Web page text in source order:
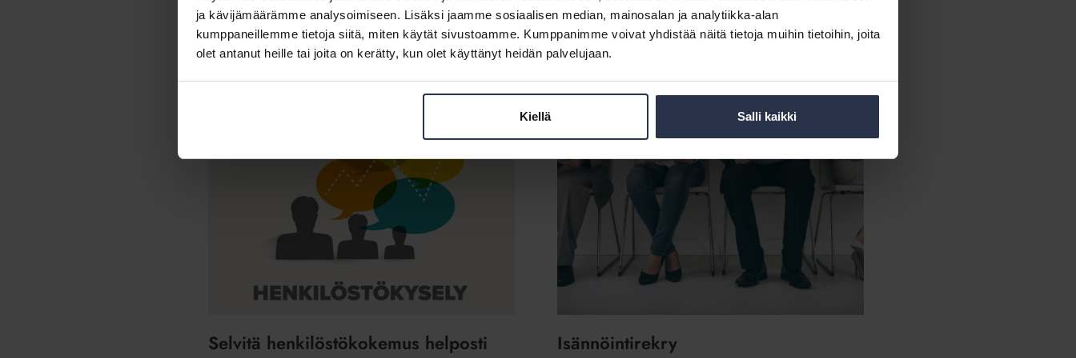
ja kävijämäärämme analysoimiseen. Lisäksi jaamme sosiaalisen median, mainosalan ja analytiikka-alan
kumppaneillemme tietoja siitä, miten käytät sivustoamme. Kumppanimme voivat yhdistää näitä tietoja muihin tietoihin, joita
olet antanut heille tai joita on kerätty, kun olet käyttänyt heidän palvelujaan.
Kiellä Salli kaikki
Uutishuoneeseen
helposti
Selvitä henkilöstökokemus helposti Isännöintirekry